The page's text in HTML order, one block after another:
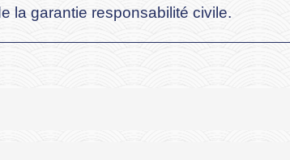
la garantie responsabilité civile.